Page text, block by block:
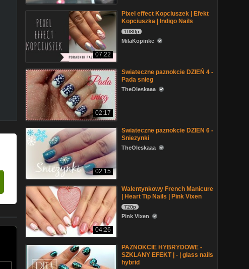
07:22
Pixel effect Kopciuszek | Efekt
Kopciuszka | Indigo Nails
1080p
MilaKopinke
02:17
Swiateczne paznokcie DZIEŃ 4 -
Pada snieg
TheOleskaaa
02:15
Swiateczne paznokcie DZIEN 6 -
Sniezynki
TheOleskaaa
04:26
Walentynkowy French Manicure
| Heart Tip Nails | Pink Vixen
720p
Pink Vixen
PAZNOKCIE HYBRYDOWE -
SZKLANY EFEKT | - | glass nails
hybrid